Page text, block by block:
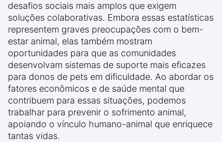
desafios sociais mais amplos que exigem
soluções colaborativas. Embora essas estatísticas
representem graves preocupações com o bem-
estar animal, elas também mostram
oportunidades para que as comunidades
desenvolvam sistemas de suporte mais eficazes
para donos de pets em dificuldade. Ao abordar os
fatores econômicos e de saúde mental que
contribuem para essas situações, podemos
trabalhar para prevenir o sofrimento animal,
apoiando o vínculo humano-animal que enriquece
tantas vidas.